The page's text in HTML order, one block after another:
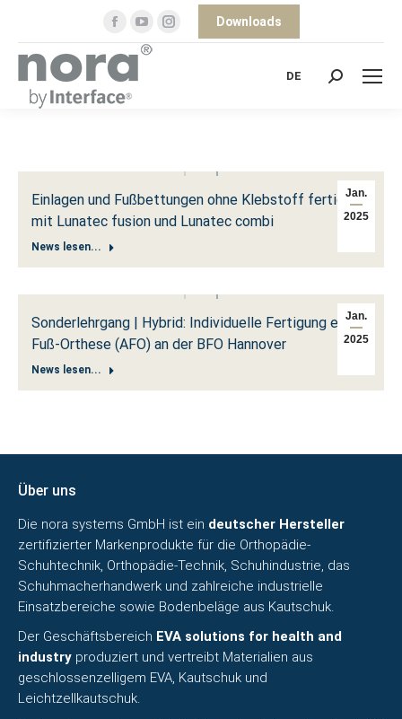
Facebook
page
opens
in
YouTube
page
Instagram
page
Downloads
DE Search:
Jan.
2025
Einlagen und Fußbettungen ohne Klebstoff fertigen:
mit Lunatec fusion und Lunatec combi
News lesen...
Jan.
2025
Sonderlehrgang | Hybrid: Individuelle Fertigung einer
Fuß-Orthese (AFO) an der BFO Hannover
News lesen...
Über uns
Die nora systems GmbH ist ein deutscher Hersteller
zertifizierter Markenprodukte für die Orthopädie-
Schuhtechnik, Orthopädie-Technik, Schuhindustrie, das
Schuhmacherhandwerk und zahlreiche industrielle
Einsatzbereiche sowie Bodenbeläge aus Kautschuk.
Der Geschäftsbereich EVA solutions for health and
industry produziert und vertreibt Materialien aus
geschlossenzelligem EVA, Kautschuk und
Leichtzellkautschuk.